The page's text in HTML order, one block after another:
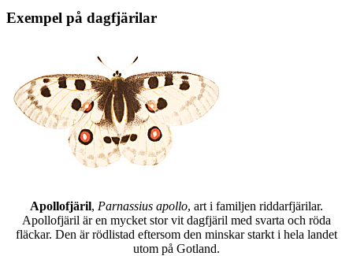
Exempel på dagfjärilar
Apollofjäril, Parnassius apollo, art i familjen riddarfjärilar.
Apollofjäril är en mycket stor vit dagfjäril med svarta och röda
fläckar. Den är rödlistad eftersom den minskar starkt i hela landet
utom på Gotland.